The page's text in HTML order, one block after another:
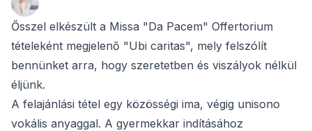
Ősszel elkészült a Missa "Da Pacem" Offertorium
tételeként megjelenő "Ubi caritas", mely felszólít
bennünket arra, hogy szeretetben és viszályok nélkül
éljünk.
A felajánlási tétel egy közösségi ima, végig unisono
vokális anyaggal. A gyermekkar indításához